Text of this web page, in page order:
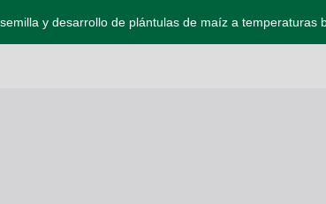
y desarrollo de plántulas de maíz a temperaturas